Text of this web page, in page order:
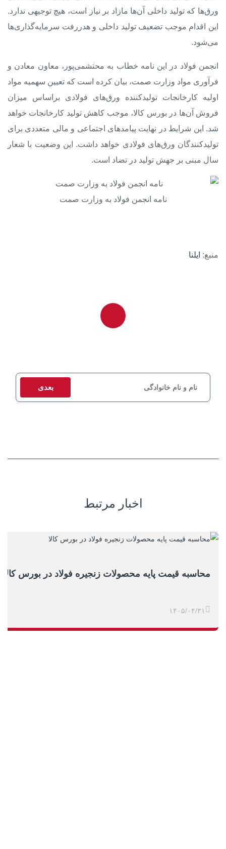
ورق‌ها که تولید داخلی آن‌ها مازاد بر نیاز است، هیچ توجیهی ندارد.
این اقدام موجب تضعیف تولید داخلی وهدررفت سرمایه‌گذاری‌ها
می‌شود.
انجمن فولاد در این نامه خطاب به محتشمی‌پور، معاون معادن و
فرآوری مواد وزارت صمت، بیان کرده است که تعیین سهمیه مواد
اولیه کارخانجات تولیدکننده ورق‌های فولادی براساس میزان
فروش آن‌ها در بورس کالا، موجب کاهش تولید کارخانجات خواهد
شد. این شرایط در نهایت پیامدهای اجتماعی و مالی متعددی برای
تولیدکنندگان ورق‌های فولادی خواهد داشت. این وضعیت با شعار
سال مبنی بر جهش تولید در تضاد است.
نامه انجمن فولاد به وزارت صمت
منبع: ایلنا
بعدی
اخبار مرتبط
محاسبه قیمت پایه محصولات زنجیره فولاد در بورس کالا
۱۴۰۵/۰۴/۳۱